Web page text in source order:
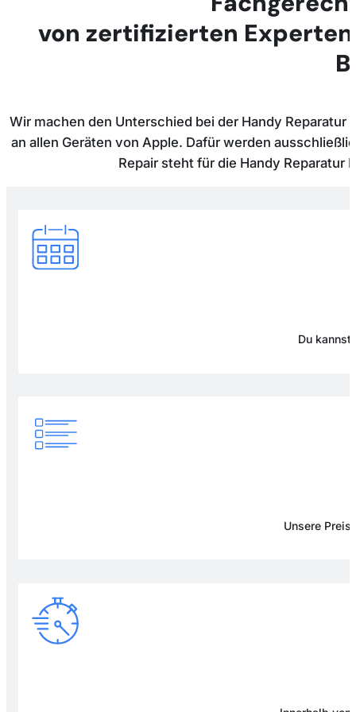
von zertifizierten
Wir machen den Unterschied bei der Handy
an allen Geräten von Apple. Dafür werden
Repair steht für die Handy
Du kannst
Unsere